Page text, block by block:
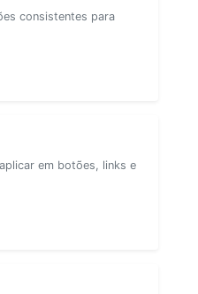
consistentes para
em botões, links e